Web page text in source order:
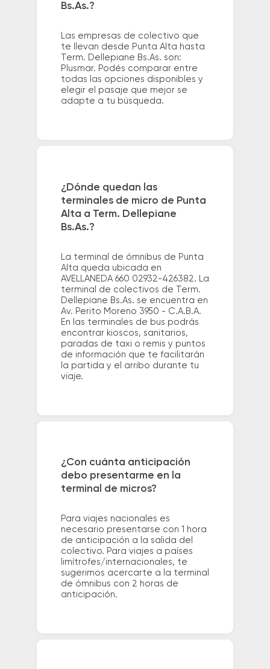
Bs.As.?
Las empresas de colectivo que
te llevan desde Punta Alta hasta
Term. Dellepiane Bs.As. son:
Plusmar. Podés comparar entre
todas las opciones disponibles y
elegir el pasaje que mejor se
adapte a tu búsqueda.
¿Dónde quedan las
terminales de micro de Punta
Alta a Term. Dellepiane
Bs.As.?
La terminal de ómnibus de Punta
Alta queda ubicada en
AVELLANEDA 660 02932-426382. La
terminal de colectivos de Term.
Dellepiane Bs.As. se encuentra en
Av. Perito Moreno 3950 - C.A.B.A.
En las terminales de bus podrás
encontrar kioscos, sanitarios,
paradas de taxi o remis y puntos
de información que te facilitarán
la partida y el arribo durante tu
viaje.
¿Con cuánta anticipación
debo presentarme en la
terminal de micros?
Para viajes nacionales es
necesario presentarse con 1 hora
de anticipación a la salida del
colectivo. Para viajes a países
limítrofes/internacionales, te
sugerimos acercarte a la terminal
de ómnibus con 2 horas de
anticipación.